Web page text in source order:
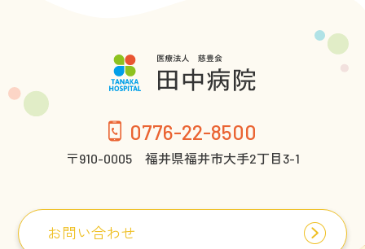
0776-22-8500
〒910-0005 福井県福井市大手2丁目3-1
お問い合わせ